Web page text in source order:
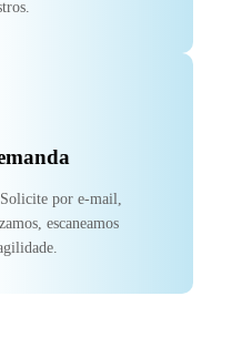
por e-mail,
escaneamos